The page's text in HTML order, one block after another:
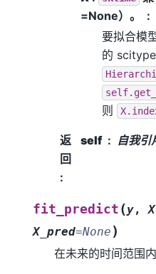
=None）。
要拟合模
的
则
返
回
:
self 自我引
fit_predict (y,X
X_pred=None )
在未来的时间范围